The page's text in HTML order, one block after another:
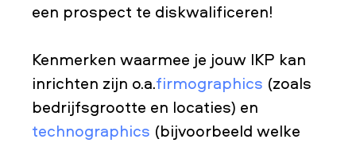
een prospect te diskwalificeren!
Kenmerken waarmee je jouw IKP kan
inrichten zijn o.a.firmographics (zoals
bedrijfsgrootte en locaties) en
technographics (bijvoorbeeld welke